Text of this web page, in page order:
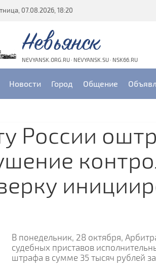
07.08.2026, 18:20
Невьянск
NEVYANSK.ORG.RU · NEVYANSK.SU · NSK66.RU
Новости Город Общение
России
В понедельник, 28 октября,
судебных приставов
штрафа в сумме 35 тысяч рублей